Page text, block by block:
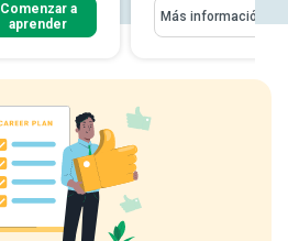
Comenzar a
aprender
Más información